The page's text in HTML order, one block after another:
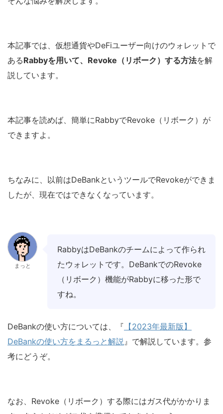
本記事では、仮想通貨やDeFiユーザー向けのウォレットで
あるRabbyを用いて、Revoke（リボーク）する方法を解
説しています。
本記事を読めば、簡単にRabbyでRevoke（リボーク）が
できますよ。
ちなみに、以前はDeBankというツールでRevokeができま
したが、現在ではできなくなっています。
まっと
RabbyはDeBankのチームによって作られ
たウォレットです。DeBankでのRevoke
（リボーク）機能がRabbyに移った形で
すね。
DeBankの使い方については、『 【2023年最新版】
DeBankの使い方をまるっと解説』で解説しています。参
考にどうぞ。
なお、Revoke（リボーク）する際にはガス代がかかりま